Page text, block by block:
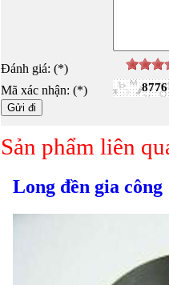
Bulong lục giác
Đánh giá: (*)
Mã xác nhận: (*)
8776
Sản phẩm liên
Long đền gia công